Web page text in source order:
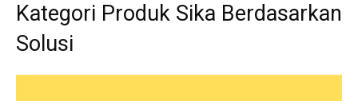
Kategori Produk Sika Berdasarkan
Solusi